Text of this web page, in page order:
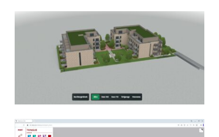
Bất Động Sản 4.0: Trình Bày
Dự Án Bằng Công Nghệ
Tương Tác